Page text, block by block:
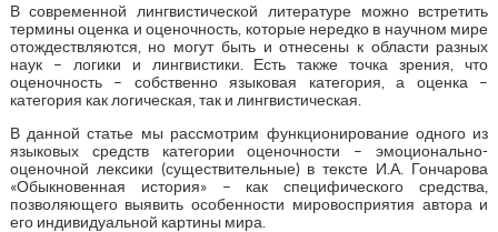
В современной лингвистической литературе можно встретить
термины оценка и оценочность, которые нередко в научном мире
отождествляются, но могут быть и отнесены к области разных
наук – логики и лингвистики. Есть также точка зрения, что
оценочность – собственно языковая категория, а оценка –
категория как логическая, так и лингвистическая.
В данной статье мы рассмотрим функционирование одного из
языковых средств категории оценочности – эмоционально-
оценочной лексики (существительные) в тексте И.А. Гончарова
«Обыкновенная история» – как специфического средства,
позволяющего выявить особенности мировосприятия автора и
его индивидуальной картины мира.